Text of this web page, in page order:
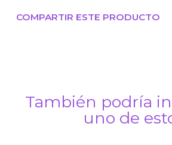
COMPARTIR ESTE PRODUCTO
También podría
uno de